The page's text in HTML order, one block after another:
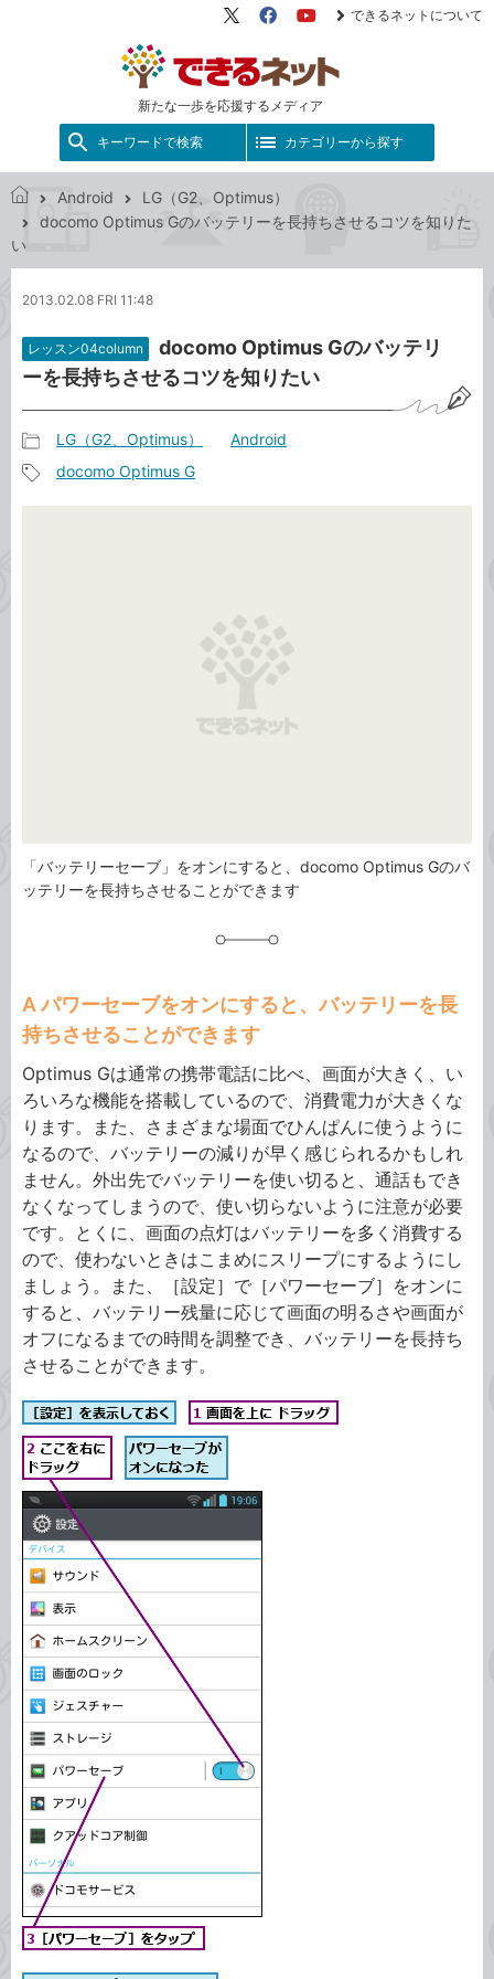
新たな一歩を応援するメディア
X（旧
FacebookYouTube
できるネットについて
キーワードで検索 カテゴリーから探す
で
ッ
Android
LG（G2、Optimus）
docomo Optimus Gのバッテリーを長持ちさせるコツを知りた
い
2013.02.08 FRI 11:48
レッスン04column
docomo Optimus Gのバッテリ
ーを長持ちさせるコツを知りたい
事
カ
LG（G2、Optimus） Android
docomo Optimus G
「バッテリーセーブ」をオンにすると、docomo Optimus Gのバ
ッテリーを長持ちさせることができます
A パワーセーブをオンにすると、バッテリーを長
持ちさせることができます
Optimus Gは通常の携帯電話に比べ、画面が大きく、い
ろいろな機能を搭載しているので、消費電力が大きくな
ります。また、さまざまな場面でひんぱんに使うように
なるので、バッテリーの減りが早く感じられるかもしれ
ません。外出先でバッテリーを使い切ると、通話もでき
なくなってしまうので、使い切らないように注意が必要
です。とくに、画面の点灯はバッテリーを多く消費する
ので、使わないときはこまめにスリープにするようにし
ましょう。また、［設定］で［パワーセーブ］をオンに
すると、バッテリー残量に応じて画面の明るさや画面が
オフになるまでの時間を調整でき、バッテリーを長持ち
させることができます。